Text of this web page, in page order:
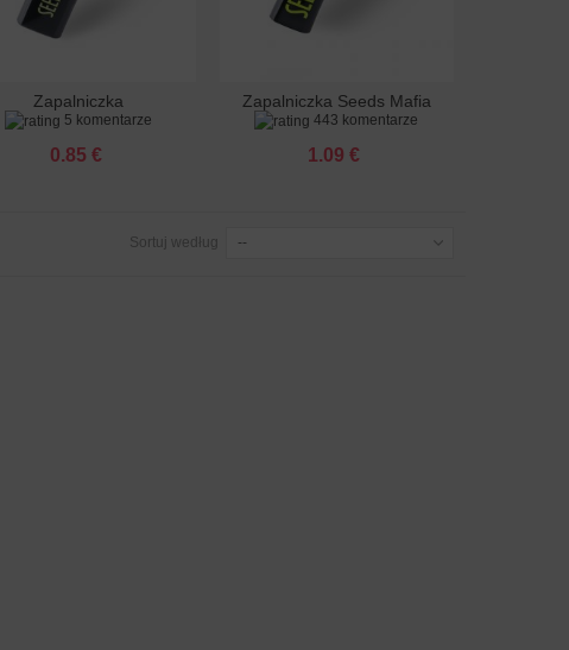
Dodaj do koszyka
Zapalniczka
piezoelektryczna...
5 komentarze
0.85 €
Dodaj do koszyka
Zapalniczka Seeds Mafia
443 komentarze
1.09 €
Sortuj według --